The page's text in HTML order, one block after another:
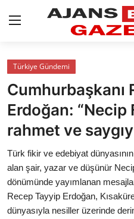
GİRİŞ YAP
AnaSayfa
Eskişehir Siyaset
Siyaset
Türkiye Gündemi
Yerel
Türkiye Gündemi
Cumhurbaşkanı
Erdoğan: “Necip
rahmet ve
Türk fikir ve edebiyat
alan şair, yazar ve düşünür
dönümünde yayımlanan
Recep Tayyip Erdoğan,
dünyasıyla nesiller üzerinde